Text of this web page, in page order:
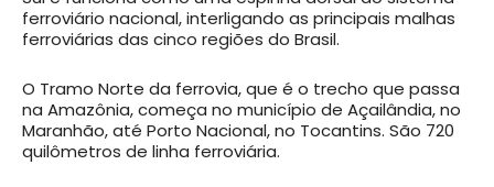
ferroviário nacional, interligando as principais malhas
ferroviárias das cinco regiões do Brasil.
O Tramo Norte da ferrovia, que é o trecho que passa
na Amazônia, começa no município de Açailândia, no
Maranhão, até Porto Nacional, no Tocantins. São 720
quilômetros de linha ferroviária.